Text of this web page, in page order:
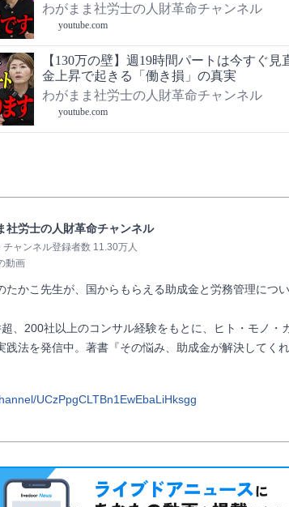
わがまま社労士の人財革命チャンネル
youtube.com
【130万の壁】週19時間パートは今すぐ
金上昇で起きる「働き損」の真実
わがまま社労士の人財革命チャンネル
youtube.com
社労士の人財革命チャンネル
チャンネル登録者数 11.30万人
動画
たかこ先生が、国からもらえる助成金と労務管理につ
、200社以上のコンサル経験をもとに、ヒト・モノ・
践法を発信中。著書『その悩み、助成金が解決してくれ
。
UCzPpgCLTBn1EwEbaLiHksgg